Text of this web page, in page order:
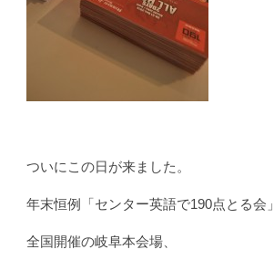
ついにこの日が来ました。
年末恒例「センター英語で190点とる会」
全国開催の岐阜本会場、